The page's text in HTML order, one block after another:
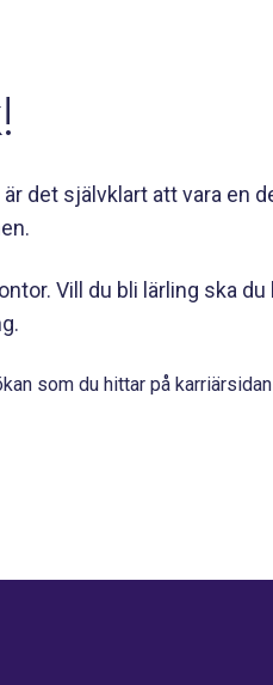
det självklart att vara en
Vill du bli lärling ska du
som du hittar på karriärsidan